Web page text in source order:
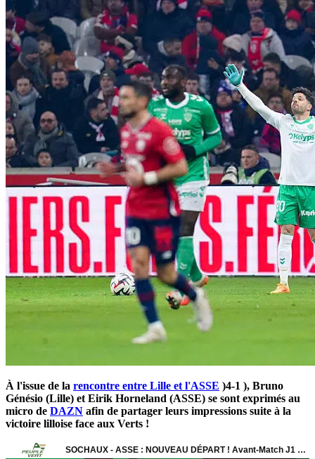
À l'issue de la rencontre entre Lille et l'ASSE )4-1 ), Bruno
Génésio (Lille) et Eirik Horneland (ASSE) se sont exprimés au
micro de DAZN afin de partager leurs impressions suite à la
victoire lilloise face aux Verts !